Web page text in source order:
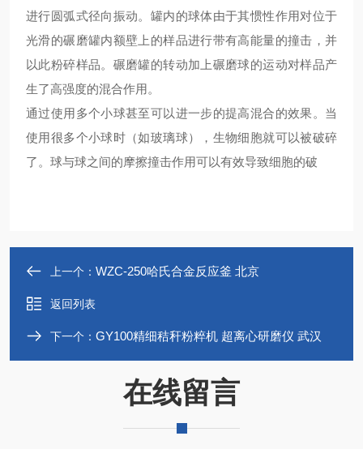
进行圆弧式径向振动。罐内的球体由于其惯性作用对位于
光滑的碾磨罐内额壁上的样品进行带有高能量的撞击，并
以此粉碎样品。碾磨罐的转动加上碾磨球的运动对样品产
生了高强度的混合作用。
通过使用多个小球甚至可以进一步的提高混合的效果。当
使用很多个小球时（如玻璃球），生物细胞就可以被破碎
了。球与球之间的摩擦撞击作用可以有效导致细胞的破
上一个： WZC-250哈氏合金反应釜 北京
返回列表
下一个： GY100精细秸秆粉粹机 超离心研磨仪 武汉
在线留言